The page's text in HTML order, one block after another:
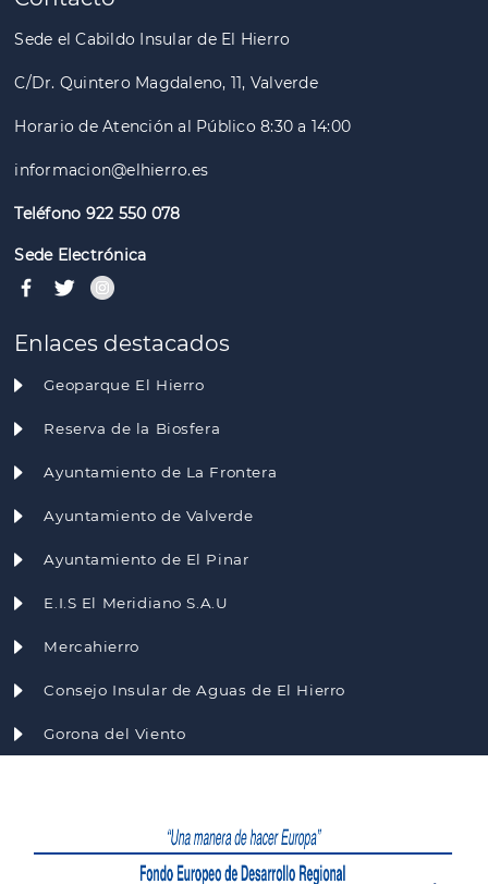
Sede el Cabildo Insular de El Hierro
C/Dr. Quintero Magdaleno, 11, Valverde
Horario de Atención al Público 8:30 a 14:00
informacion@elhierro.es
Teléfono 922 550 078
Sede Electrónica
Enlaces destacados
Geoparque El Hierro
Reserva de la Biosfera
Ayuntamiento de La Frontera
Ayuntamiento de Valverde
Ayuntamiento de El Pinar
E.I.S El Meridiano S.A.U
Mercahierro
Consejo Insular de Aguas de El Hierro
Gorona del Viento